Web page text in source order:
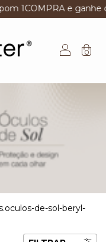
e ganhe desconto
0
de-sol-beryl-